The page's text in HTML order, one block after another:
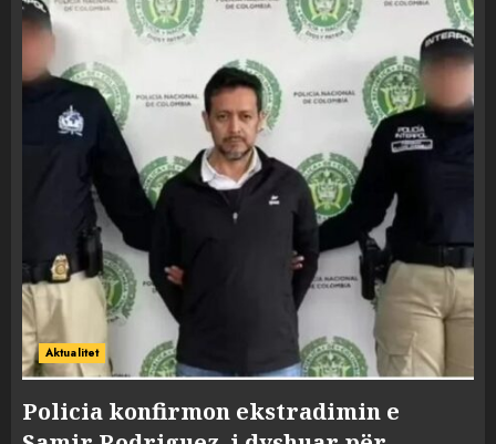
Aktualitet
Policia konfirmon ekstradimin e